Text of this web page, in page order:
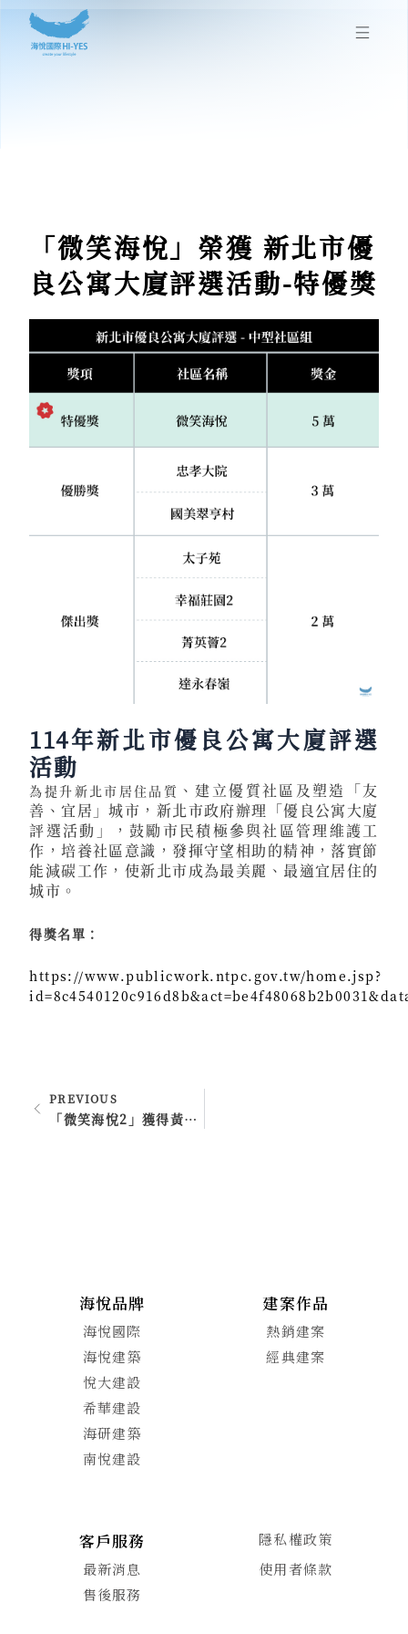
「微笑海悅」榮獲 新北市優
良公寓大廈評選活動-特優獎
114年新北市優良公寓大廈評選
活動
為提升新北市居住品質 、建立優質社區及塑造「友
善、宜居」城市，新北市政府辦理「優良公寓大廈
評選活動」，鼓勵市民積極參與社區管理維護工
作，培養社區意識，發揮守望相助的精神，落實節
能減碳工作，使新北市成為最美麗、最適宜居住的
城市。
得獎名單：
https://www.publicwork.ntpc.gov.tw/home.jsp?
PREVIOUS
「微笑海悅2」獲得黃鑽級減碳評估認證！
海悅品牌
海悅國際
海悅建築
悅大建設
希華建設
海研建築
南悅建設
建案作品
熱銷建案
經典建案
客戶服務
最新消息
售後服務
隱私權政策
使用者條款